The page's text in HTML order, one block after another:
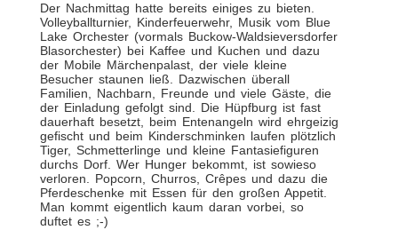
Der Nachmittag hatte bereits einiges zu bieten.
Volleyballturnier, Kinderfeuerwehr, Musik vom Blue
Lake Orchester (vormals Buckow-Waldsieversdorfer
Blasorchester) bei Kaffee und Kuchen und dazu
der Mobile Märchenpalast, der viele kleine
Besucher staunen ließ. Dazwischen überall
Familien, Nachbarn, Freunde und viele Gäste, die
der Einladung gefolgt sind. Die Hüpfburg ist fast
dauerhaft besetzt, beim Entenangeln wird ehrgeizig
gefischt und beim Kinderschminken laufen plötzlich
Tiger, Schmetterlinge und kleine Fantasiefiguren
durchs Dorf. Wer Hunger bekommt, ist sowieso
verloren. Popcorn, Churros, Crêpes und dazu die
Pferdeschenke mit Essen für den großen Appetit.
Man kommt eigentlich kaum daran vorbei, so
duftet es ;-)